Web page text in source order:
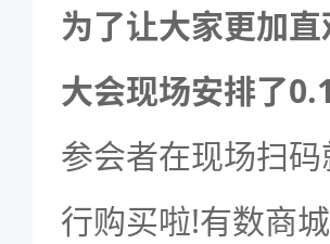
为了让大家更加
大会现场安排了
参会者在现场扫
行购买啦!有数商